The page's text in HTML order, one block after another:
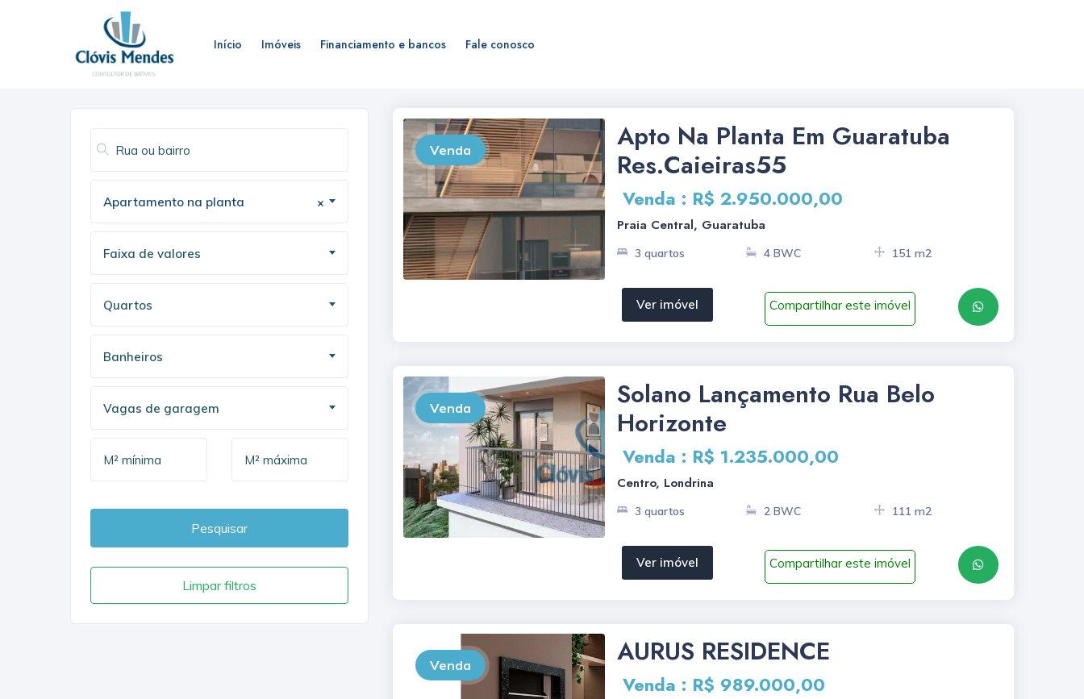
Início Imóveis Financiamento e bancos Fale conosco
×
Apartamento na planta
Faixa de valores
Quartos
Banheiros
Vagas de garagem
Pesquisar
Limpar filtros
Venda
Apto Na Planta Em Guaratuba
Res.Caieiras55
Venda : R$ 2.950.000,00
Praia Central, Guaratuba
3 quartos 4 BWC 151 m2
Ver imóvel Compartilhar este imóvel
Venda
Solano Lançamento Rua Belo
Horizonte
Venda : R$ 1.235.000,00
Centro, Londrina
3 quartos 2 BWC 111 m2
Ver imóvel Compartilhar este imóvel
Venda AURUS RESIDENCE
Venda : R$ 989.000,00